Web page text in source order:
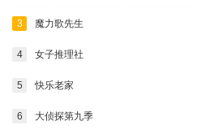
3 魔力歌先生
4 女子推理社
5 快乐老家
6 大侦探第九季